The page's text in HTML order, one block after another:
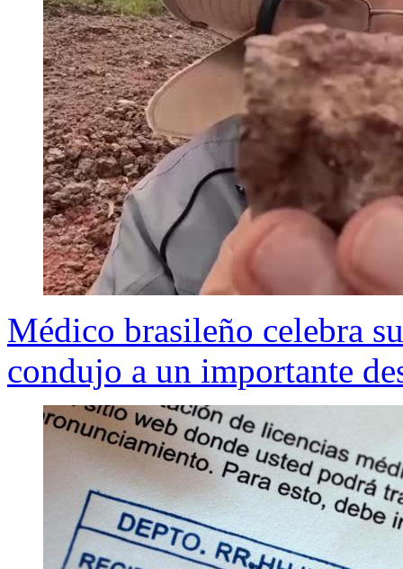
Médico brasileño celebra
condujo a un importante